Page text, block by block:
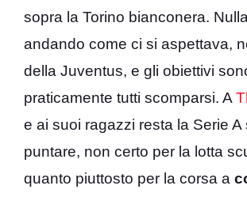
sopra la Torino bianconera.
andando come ci si aspettava,
della Juventus, e gli obiettivi
praticamente tutti scomparsi. A
e ai suoi ragazzi resta la Serie A
puntare, non certo per la lotta
quanto piuttosto per la corsa a